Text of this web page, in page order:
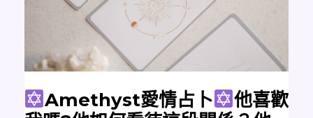
Amethyst愛情占卜
他喜歡
如
何
看
這
段
關